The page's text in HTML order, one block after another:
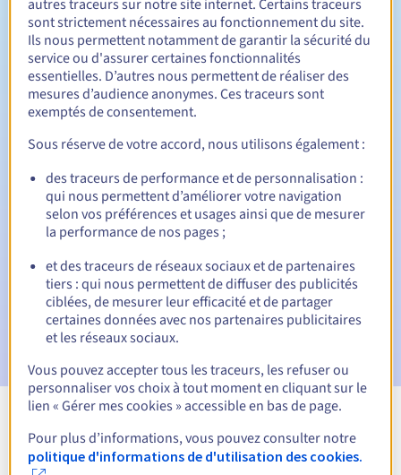
Durée de renouvellement Entre 1 et 10 ans
Période de rédemption
Notifications automatiques :
E-mails d'avertissement : 60, 30, 15, 7 et 3 jours avant la
date d'échéance
E-mail le jour de l'expirationpour notification de la
suspension du nom de domaine
E-mail après la période de grâce de rédemptionpour
notification de la suppression du nom de domaine
Voir toutes les extensions
autres traceurs sur notre site internet. Certains traceurs
sont strictement nécessaires au fonctionnement du site.
Ils nous permettent notamment de garantir la sécurité du
service ou d'assurer certaines fonctionnalités
essentielles. D’autres nous permettent de réaliser des
mesures d’audience anonymes. Ces traceurs sont
exemptés de consentement.
Sous réserve de votre accord, nous utilisons également :
des traceurs de performance et de personnalisation :
qui nous permettent d’améliorer votre navigation
selon vos préférences et usages ainsi que de mesurer
la performance de nos pages ;
et des traceurs de réseaux sociaux et de partenaires
tiers : qui nous permettent de diffuser des publicités
ciblées, de mesurer leur efficacité et de partager
certaines données avec nos partenaires publicitaires
et les réseaux sociaux.
Vous pouvez accepter tous les traceurs, les refuser ou
personnaliser vos choix à tout moment en cliquant sur le
lien « Gérer mes cookies » accessible en bas de page.
Pour plus d’informations, vous pouvez consulter notre
politique d'informations de d'utilisation des cookies.